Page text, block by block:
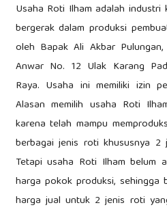
Usaha Roti Ilham adalah
bergerak dalam produksi
oleh Bapak Ali Akbar
Anwar No. 12 Ulak Karang
Raya. Usaha ini memiliki izin
Alasan memilih usaha Roti
karena telah mampu
berbagai jenis roti khususnya
Tetapi usaha Roti Ilham belum
harga pokok produksi, sehingga
harga jual untuk 2 jenis roti